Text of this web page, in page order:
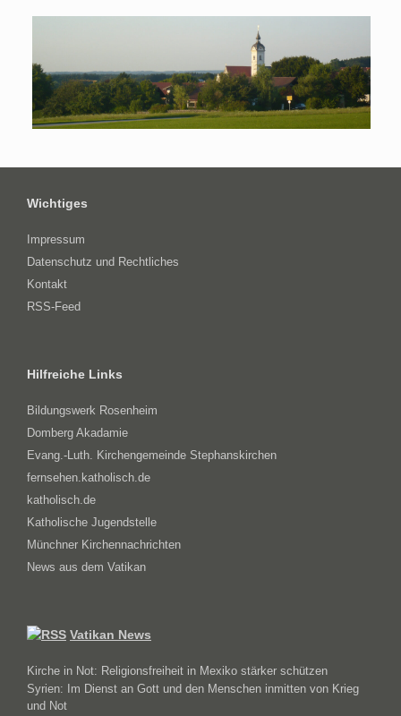
Wichtiges
Impressum
Datenschutz und Rechtliches
Kontakt
RSS-Feed
Hilfreiche Links
Bildungswerk Rosenheim
Domberg Akadamie
Evang.-Luth. Kirchengemeinde Stephanskirchen
fernsehen.katholisch.de
katholisch.de
Katholische Jugendstelle
Münchner Kirchennachrichten
News aus dem Vatikan
Vatikan News
Kirche in Not: Religionsfreiheit in Mexiko stärker schützen
Syrien: Im Dienst an Gott und den Menschen inmitten von Krieg
und Not